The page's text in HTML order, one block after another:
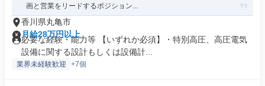
画と営業をリードするポジション...
香川県丸亀市
月給28万円以上
必要な経験・能力等 【いずれか必須】・特別高圧、高圧電気
設備に関する設計もしくは設備計...
業界未経験歓迎 +7個